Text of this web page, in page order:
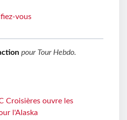
vous
pour Tour Hebdo.
Croisières ouvre les
l'Alaska